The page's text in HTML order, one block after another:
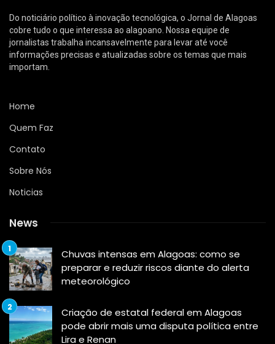
Do noticiário político à inovação tecnológica, o Jornal de Alagoas
cobre tudo o que interessa ao alagoano. Nossa equipe de
jornalistas trabalha incansavelmente para levar até você
informações precisas e atualizadas sobre os temas que mais
importam.
Home
Quem Faz
Contato
Sobre Nós
Noticias
News
Chuvas intensas em Alagoas: como se
preparar e reduzir riscos diante do alerta
meteorológico
Criação de estatal federal em Alagoas
pode abrir mais uma disputa política entre
Lira e Renan